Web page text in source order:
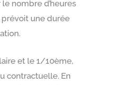
nombre d’heures
prévoit une durée
et le 1/10ème,
contractuelle. En